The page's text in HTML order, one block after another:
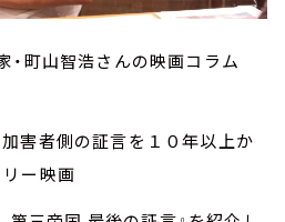
・町山智浩さんの映画コラム
害者側の証言を１０年以上か
ー映画